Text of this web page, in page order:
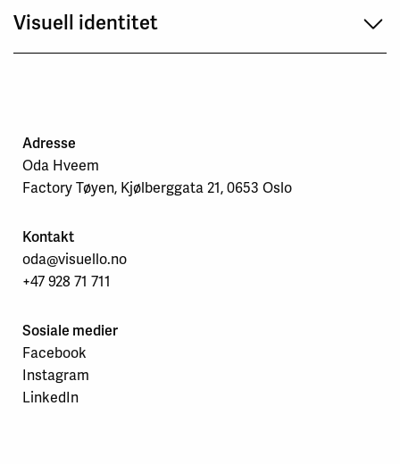
Visuell identitet
Adresse
Oda Hveem
Factory Tøyen, Kjølberggata 21, 0653 Oslo
Kontakt
oda@visuello.no
+47 928 71 711
Sosiale medier
Facebook
Instagram
LinkedIn